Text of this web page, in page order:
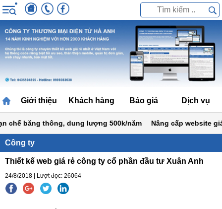
Giới thiệu Khách hàng Báo giá Dịch vụ
băng thông, dung lượng 500k/năm Nâng cấp website giá
Công ty
Thiết kế web giá rẻ công ty cổ phần đầu tư Xuân Anh
24/8/2018 | Lượt đọc: 26064